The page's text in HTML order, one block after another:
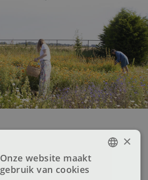
×
Onze website maakt
gebruik van cookies